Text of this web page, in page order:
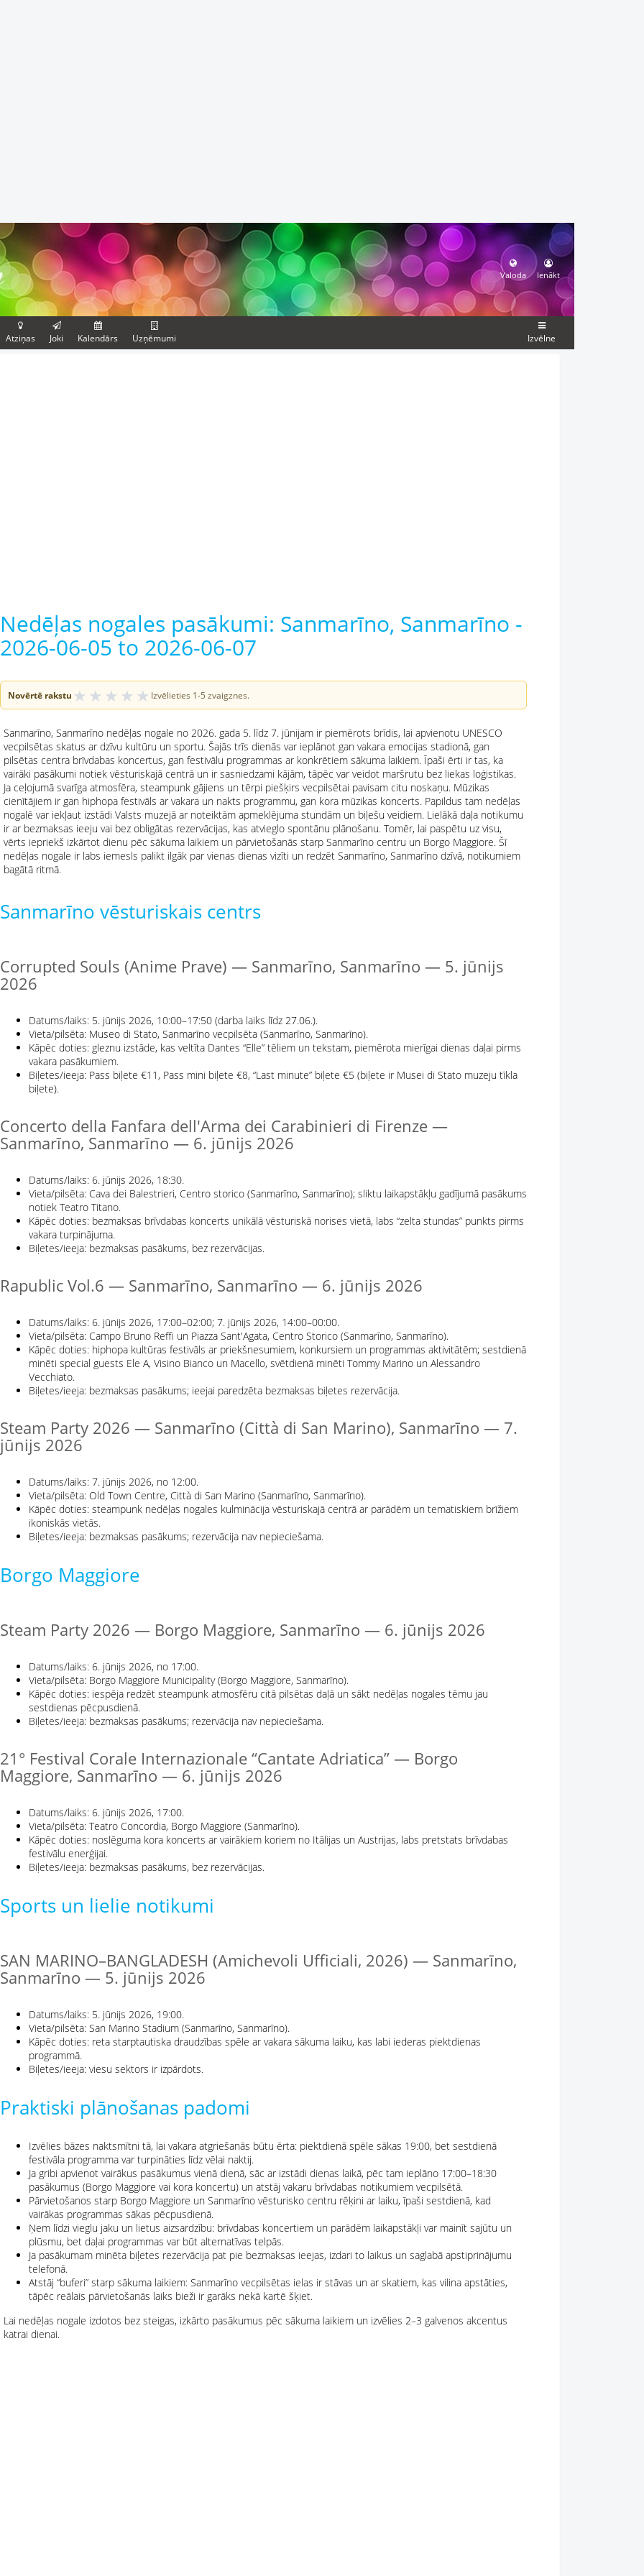
Valoda Ienākt
Atziņas Joki Kalendārs Uzņēmumi Izvēlne
Nedēļas nogales pasākumi: Sanmarīno, Sanmarīno -
2026-06-05 to 2026-06-07
Novērtē rakstu ★ ★ ★ ★ ★ Izvēlieties 1-5 zvaigznes.
Sanmarīno, Sanmarīno nedēļas nogale no 2026. gada 5. līdz 7. jūnijam ir piemērots brīdis, lai apvienotu UNESCO
vecpilsētas skatus ar dzīvu kultūru un sportu. Šajās trīs dienās var ieplānot gan vakara emocijas stadionā, gan
pilsētas centra brīvdabas koncertus, gan festivālu programmas ar konkrētiem sākuma laikiem. Īpaši ērti ir tas, ka
vairāki pasākumi notiek vēsturiskajā centrā un ir sasniedzami kājām, tāpēc var veidot maršrutu bez liekas loģistikas.
Ja ceļojumā svarīga atmosfēra, steampunk gājiens un tērpi piešķirs vecpilsētai pavisam citu noskaņu. Mūzikas
cienītājiem ir gan hiphopa festivāls ar vakara un nakts programmu, gan kora mūzikas koncerts. Papildus tam nedēļas
nogalē var iekļaut izstādi Valsts muzejā ar noteiktām apmeklējuma stundām un biļešu veidiem. Lielākā daļa notikumu
ir ar bezmaksas ieeju vai bez obligātas rezervācijas, kas atvieglo spontānu plānošanu. Tomēr, lai paspētu uz visu,
vērts iepriekš izkārtot dienu pēc sākuma laikiem un pārvietošanās starp Sanmarīno centru un Borgo Maggiore. Šī
nedēļas nogale ir labs iemesls palikt ilgāk par vienas dienas vizīti un redzēt Sanmarīno, Sanmarīno dzīvā, notikumiem
bagātā ritmā.
Sanmarīno vēsturiskais centrs
Corrupted Souls (Anime Prave) — Sanmarīno, Sanmarīno — 5. jūnijs
2026
Datums/laiks: 5. jūnijs 2026, 10:00–17:50 (darba laiks līdz 27.06.).
Vieta/pilsēta: Museo di Stato, Sanmarīno vecpilsēta (Sanmarīno, Sanmarīno).
Kāpēc doties: gleznu izstāde, kas veltīta Dantes “Elle” tēliem un tekstam, piemērota mierīgai dienas daļai pirms
vakara pasākumiem.
Biļetes/ieeja: Pass biļete €11, Pass mini biļete €8, “Last minute” biļete €5 (biļete ir Musei di Stato muzeju tīkla
biļete).
Concerto della Fanfara dell'Arma dei Carabinieri di Firenze —
Sanmarīno, Sanmarīno — 6. jūnijs 2026
Datums/laiks: 6. jūnijs 2026, 18:30.
Vieta/pilsēta: Cava dei Balestrieri, Centro storico (Sanmarīno, Sanmarīno); sliktu laikapstākļu gadījumā pasākums
notiek Teatro Titano.
Kāpēc doties: bezmaksas brīvdabas koncerts unikālā vēsturiskā norises vietā, labs “zelta stundas” punkts pirms
vakara turpinājuma.
Biļetes/ieeja: bezmaksas pasākums, bez rezervācijas.
Rapublic Vol.6 — Sanmarīno, Sanmarīno — 6. jūnijs 2026
Datums/laiks: 6. jūnijs 2026, 17:00–02:00; 7. jūnijs 2026, 14:00–00:00.
Vieta/pilsēta: Campo Bruno Reffi un Piazza Sant'Agata, Centro Storico (Sanmarīno, Sanmarīno).
Kāpēc doties: hiphopa kultūras festivāls ar priekšnesumiem, konkursiem un programmas aktivitātēm; sestdienā
minēti special guests Ele A, Visino Bianco un Macello, svētdienā minēti Tommy Marino un Alessandro
Vecchiato.
Biļetes/ieeja: bezmaksas pasākums; ieejai paredzēta bezmaksas biļetes rezervācija.
Steam Party 2026 — Sanmarīno (Città di San Marino), Sanmarīno — 7.
jūnijs 2026
Datums/laiks: 7. jūnijs 2026, no 12:00.
Vieta/pilsēta: Old Town Centre, Città di San Marino (Sanmarīno, Sanmarīno).
Kāpēc doties: steampunk nedēļas nogales kulminācija vēsturiskajā centrā ar parādēm un tematiskiem brīžiem
ikoniskās vietās.
Biļetes/ieeja: bezmaksas pasākums; rezervācija nav nepieciešama.
Borgo Maggiore
Steam Party 2026 — Borgo Maggiore, Sanmarīno — 6. jūnijs 2026
Datums/laiks: 6. jūnijs 2026, no 17:00.
Vieta/pilsēta: Borgo Maggiore Municipality (Borgo Maggiore, Sanmarīno).
Kāpēc doties: iespēja redzēt steampunk atmosfēru citā pilsētas daļā un sākt nedēļas nogales tēmu jau
sestdienas pēcpusdienā.
Biļetes/ieeja: bezmaksas pasākums; rezervācija nav nepieciešama.
21° Festival Corale Internazionale “Cantate Adriatica” — Borgo
Maggiore, Sanmarīno — 6. jūnijs 2026
Datums/laiks: 6. jūnijs 2026, 17:00.
Vieta/pilsēta: Teatro Concordia, Borgo Maggiore (Sanmarīno).
Kāpēc doties: noslēguma kora koncerts ar vairākiem koriem no Itālijas un Austrijas, labs pretstats brīvdabas
festivālu enerģijai.
Biļetes/ieeja: bezmaksas pasākums, bez rezervācijas.
Sports un lielie notikumi
SAN MARINO–BANGLADESH (Amichevoli Ufficiali, 2026) — Sanmarīno,
Sanmarīno — 5. jūnijs 2026
Datums/laiks: 5. jūnijs 2026, 19:00.
Vieta/pilsēta: San Marino Stadium (Sanmarīno, Sanmarīno).
Kāpēc doties: reta starptautiska draudzības spēle ar vakara sākuma laiku, kas labi iederas piektdienas
programmā.
Biļetes/ieeja: viesu sektors ir izpārdots.
Praktiski plānošanas padomi
Izvēlies bāzes naktsmītni tā, lai vakara atgriešanās būtu ērta: piektdienā spēle sākas 19:00, bet sestdienā
festivāla programma var turpināties līdz vēlai naktij.
Ja gribi apvienot vairākus pasākumus vienā dienā, sāc ar izstādi dienas laikā, pēc tam ieplāno 17:00–18:30
pasākumus (Borgo Maggiore vai kora koncertu) un atstāj vakaru brīvdabas notikumiem vecpilsētā.
Pārvietošanos starp Borgo Maggiore un Sanmarīno vēsturisko centru rēķini ar laiku, īpaši sestdienā, kad
vairākas programmas sākas pēcpusdienā.
Ņem līdzi vieglu jaku un lietus aizsardzību: brīvdabas koncertiem un parādēm laikapstākļi var mainīt sajūtu un
plūsmu, bet daļai programmas var būt alternatīvas telpās.
Ja pasākumam minēta biļetes rezervācija pat pie bezmaksas ieejas, izdari to laikus un saglabā apstiprinājumu
telefonā.
Atstāj “buferi” starp sākuma laikiem: Sanmarīno vecpilsētas ielas ir stāvas un ar skatiem, kas vilina apstāties,
tāpēc reālais pārvietošanās laiks bieži ir garāks nekā kartē šķiet.
Lai nedēļas nogale izdotos bez steigas, izkārto pasākumus pēc sākuma laikiem un izvēlies 2–3 galvenos akcentus
katrai dienai.